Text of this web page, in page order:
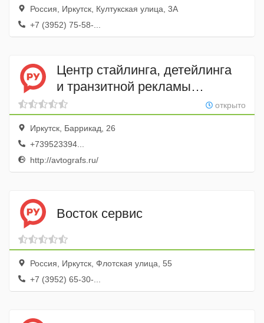
Россия, Иркутск, Култукская улица, 3А
+7 (3952) 75-58-...
Центр стайлинга, детейлинга
и транзитной рекламы
Автограф
открыто
Иркутск, Баррикад, 26
+739523394...
http://avtografs.ru/
Восток сервис
Россия, Иркутск, Флотская улица, 55
+7 (3952) 65-30-...